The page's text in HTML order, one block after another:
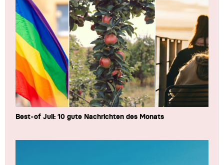
Best-of Juli: 10 gute Nachrichten des Monats